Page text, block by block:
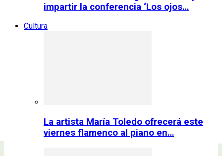
impartir la conferencia ‘Los ojos…
Cultura
La artista María Toledo ofrecerá este
viernes flamenco al piano en…